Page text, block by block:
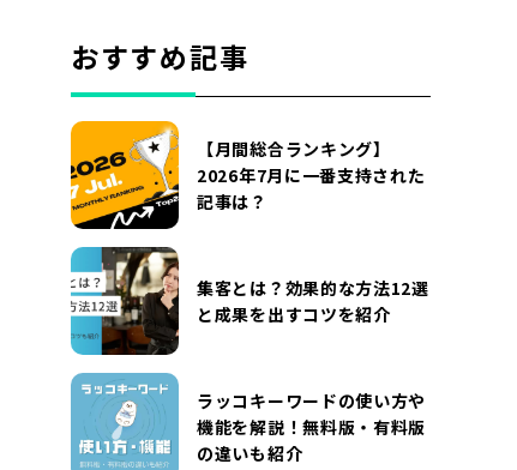
おすすめ記事
【月間総合ランキング】
2026年7月に一番支持された
記事は？
集客とは？効果的な方法12選
と成果を出すコツを紹介
ラッコキーワードの使い方や
機能を解説！無料版・有料版
の違いも紹介